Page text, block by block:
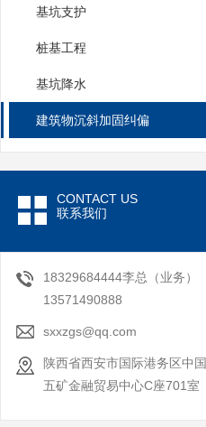
基坑支护
桩基工程
基坑降水
建筑物沉斜加固纠偏
CONTACT US
联系我们
18329684444李总（业务）
13571490888
sxxzgs@qq.com
陕西省西安市国际港务区中国
五矿金融贸易中心C座701室